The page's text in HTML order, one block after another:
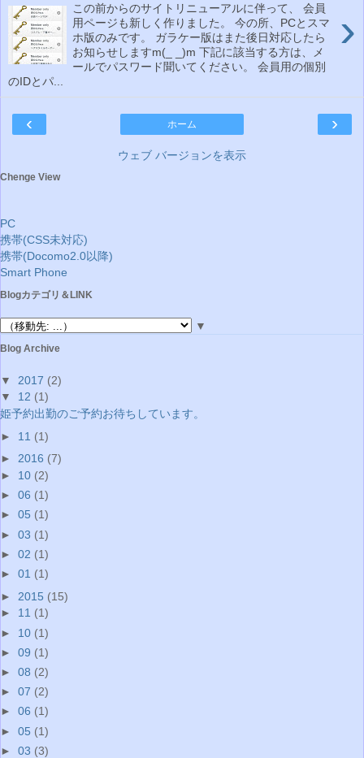
›
この前からのサイトリニューアルに伴って、 会員
用ページも新しく作りました。 今の所、PCとスマ
ホ版のみです。 ガラケー版はまた後日対応したら
お知らせしますm(_ _)m 下記に該当する方は、メ
ールでパスワード聞いてください。 会員用の個別
のIDとパ...
‹ ›
ホーム
ウェブ バージョンを表示
Chenge View
PC
携帯(CSS未対応)
携帯(Docomo2.0以降)
Smart Phone
Blogカテゴリ＆LINK
▼
Blog Archive
▼ 2017 (2)
▼ 12 (1)
姫予約出勤のご予約お待ちしています。
► 11 (1)
► 2016 (7)
► 10 (2)
► 06 (1)
► 05 (1)
► 03 (1)
► 02 (1)
► 01 (1)
► 2015 (15)
► 11 (1)
► 10 (1)
► 09 (1)
► 08 (2)
► 07 (2)
► 06 (1)
► 05 (1)
► 03 (3)